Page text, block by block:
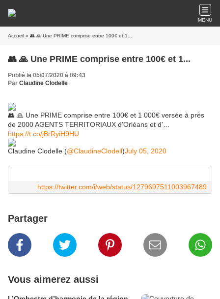
MENU
Accueil » 👥 🙏 Une PRIME comprise entre 100€ et 1...
👥 🙏 Une PRIME comprise entre 100€ et 1...
Publié le 05/07/2020 à 09:43
Par Claudine Clodelle
👥 🙏 Une PRIME comprise entre 100€ et 1 000€ versée à près
de 2000 AGENTS TERRITORIAUX d'Orléans et d'…
https://t.co/jBrRyiH9HU
Claudine Clodelle (@ClaudineClodell)July 05, 2020
https://twitter.com/i/web/status/1279697511003967489
Partager
Vous aimerez aussi